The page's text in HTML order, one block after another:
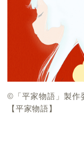
©️「平家物語」製作
【平家物語】